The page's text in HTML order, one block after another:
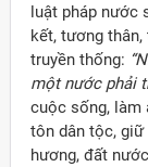
luật pháp nước
kết, tương thân,
truyền thống:
một nước phải
cuộc sống, làm
tôn dân tộc, giữ
hương, đất